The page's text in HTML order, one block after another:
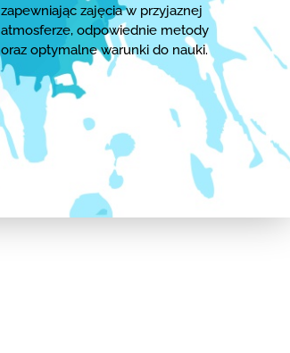
zapewniając zajęcia w przyjaznej
atmosferze, odpowiednie metody
oraz optymalne warunki do nauki.